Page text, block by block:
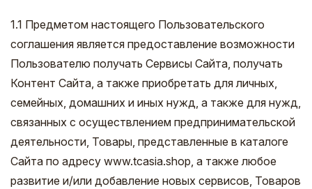
1.1 Предметом настоящего Пользовательского
соглашения является предоставление возможности
Пользователю получать Сервисы Сайта, получать
Контент Сайта, а также приобретать для личных,
семейных, домашних и иных нужд, а также для нужд,
связанных с осуществлением предпринимательской
деятельности, Товары, представленные в каталоге
Сайта по адресу www.tcasia.shop, а также любое
развитие и/или добавление новых сервисов, Товаров